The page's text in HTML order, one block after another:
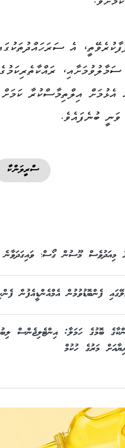
އެ
ރައްކާތެރިކަމުގެ
އެޅުމަށް އިލްތިމާސްކުރާ
ބުނެފައެވެ.
ސްރީލަންކާ
މިއަދުވެސް މޫސުން ގޯސް؛
ފެންބޮޑުވުމުން އެމްއެންޑީއެފުން
ލަންކާގެ ބޮމުގެ ހަމަލާ:
މަރުގެ ހުކުމް